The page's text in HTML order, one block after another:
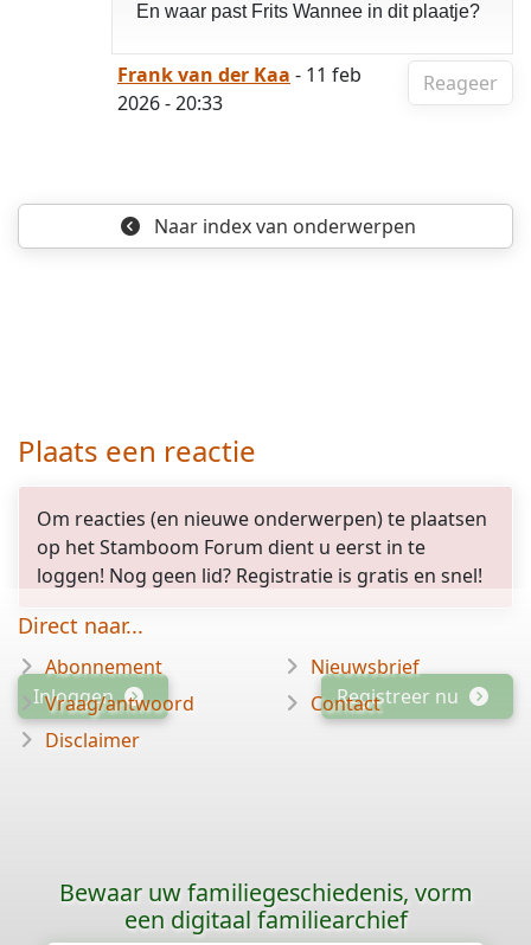
En waar past Frits Wannee in dit plaatje?
Reageer
Frank van der Kaa - 11 feb
2026 - 20:33
Naar indexvan onderwerpen
Plaats een reactie
Om reacties (en nieuwe onderwerpen) te plaatsen
op het Stamboom Forum dient u eerst in te
loggen! Nog geen lid? Registratie is gratis en snel!
Inloggen Registreer nu
Direct naar...
Abonnement
Vraag/antwoord
Disclaimer
Nieuwsbrief
Contact
Bewaar uw familiegeschiedenis, vorm
een digitaal familiearchief